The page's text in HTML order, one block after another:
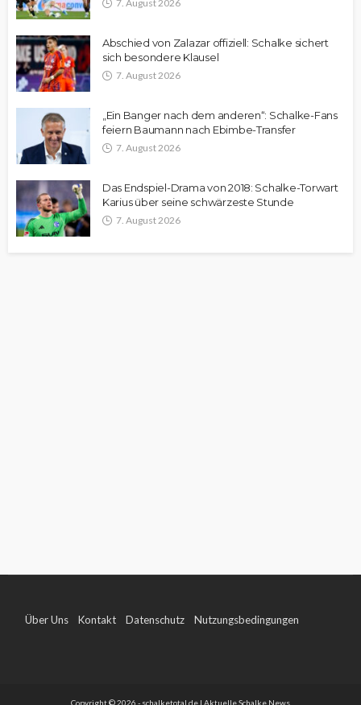
7. August 2026
Abschied von Zalazar offiziell: Schalke sichert
sich besondere Klausel
7. August 2026
„Ein Banger nach dem anderen“: Schalke-Fans
feiern Baumann nach Ebimbe-Transfer
7. August 2026
Das Endspiel-Drama von 2018: Schalke-Torwart
Karius über seine schwärzeste Stunde
7. August 2026
Über Uns Kontakt Datenschutz Nutzungsbedingungen
Copyright © 2026 - schalketotal.de | Aktuelle Schalke News